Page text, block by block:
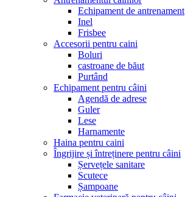
Echipament de antrenament
Inel
Frisbee
Accesorii pentru caini
Boluri
castroane de băut
Purtând
Echipament pentru câini
Agendă de adrese
Guler
Lese
Harnamente
Haina pentru caini
Îngrijire și întreținere pentru câini
Șervețele sanitare
Scutece
Șampoane